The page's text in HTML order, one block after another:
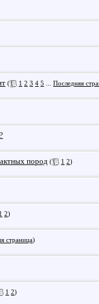
( 1 2 3 4 5
Последняя
пород ( 1 2)
1 2)
страница)
1 2)